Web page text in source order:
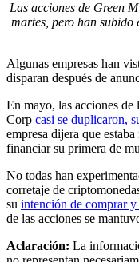
Las acciones de Green
martes, pero han subido
Algunas empresas han
disparan después de
En mayo, las acciones
Corp casi se duplicaron,
empresa dijera que
financiar su primera de
No todas han
corretaje de
su intención de comprar
de las acciones se
Aclaración: La